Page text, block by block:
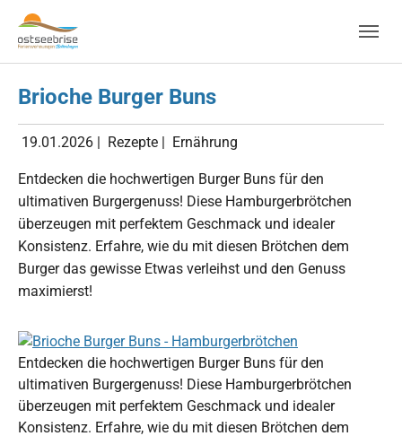
Skip to main navigation
Zum Hauptinhalt springen
Skip to page footer
Brioche Burger Buns
19.01.2026 | Rezepte | Ernährung
Entdecken die hochwertigen Burger Buns für den
ultimativen Burgergenuss! Diese Hamburgerbrötchen
überzeugen mit perfektem Geschmack und idealer
Konsistenz. Erfahre, wie du mit diesen Brötchen dem
Burger das gewisse Etwas verleihst und den Genuss
maximierst!
Show larger version for:
Entdecken die hochwertigen Burger Buns für den
ultimativen Burgergenuss! Diese Hamburgerbrötchen
überzeugen mit perfektem Geschmack und idealer
Konsistenz. Erfahre, wie du mit diesen Brötchen dem